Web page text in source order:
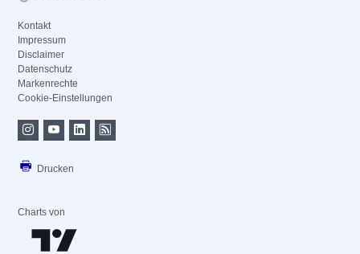
Kontakt
Impressum
Disclaimer
Datenschutz
Markenrechte
Cookie-Einstellungen
Drucken
Charts von